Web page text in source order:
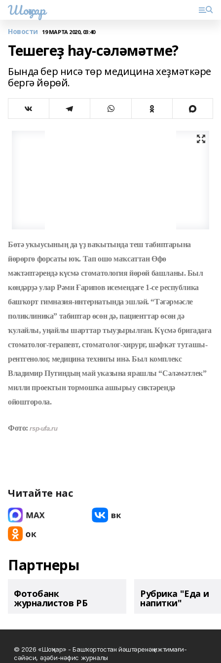
Шоңҡар
Новости 19 МАРТА 2020, 03:40
Тешегеҙ һау-сәләмәтме?
Бында бер нисә төр медицина хеҙмәткәре
бергә йөрөй.
Бөтә уҡыусының да үҙ ваҡытында теш табиптарына
йөрөргө форсаты юҡ. Тап ошо маҡсаттан Өфө
мәктәптәрендә күсмә стоматология йөрөй башланы. Был
көндәрҙә улар Рәми Ғарипов исемендәге 1-се республика
башҡорт гимназия-интернатында эшләй. “Тәгәрмәсле
поликлиника” табиптар өсөн дә, пациенттар өсөн дә
ҡулайлы, уңайлы шарттар тыуҙырылған. Күсмә бригадаға
стоматолог-терапевт, стоматолог-хирург, шәфҡәт туташы-
рентгенолог, медицина технигы инә. Был комплекс
Владимир Путиндың май указына ярашлы “Сәләмәтлек”
милли проектын тормошҡа ашырыу сиктәрендә
ойошторола.
Фото: rsp-ufa.ru
Читайте нас
Партнеры
Фотобанк
журналистов РБ
Рубрика "Еда и
напитки"
© 2026 «Шоңҡар» - Башҡортостан йәштәренәң ижтимағи-
сәйәси, әҙәби-нәфис журналы